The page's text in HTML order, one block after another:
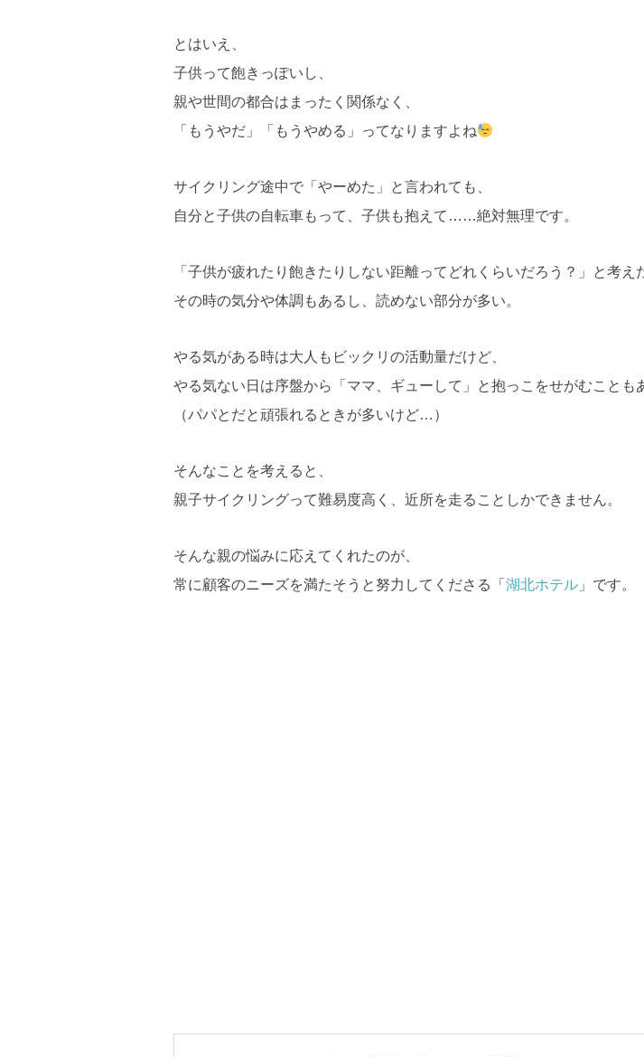
とはいえ、
子供って飽きっぽいし、
親や世間の都合はまったく関係なく、
「もうやだ」「もうやめる」ってなりますよね
サイクリング途中で「やーめた」と言われても、
自分と子供の自転車もって、子供も抱えて……絶対無理です。
「子供が疲れたり飽きたりしない距離ってどれくらいだろう？」と考え
その時の気分や体調もあるし、読めない部分が多い。
やる気がある時は大人もビックリの活動量だけど、
やる気ない日は序盤から「ママ、ギューして」と抱っこをせがむことも
（パパとだと頑張れるときが多いけど…）
そんなことを考えると、
親子サイクリングって難易度高く、近所を走ることしかできません。
そんな親の悩みに応えてくれたのが、
常に顧客のニーズを満たそうと努力してくださる「 湖北ホテル 」です。